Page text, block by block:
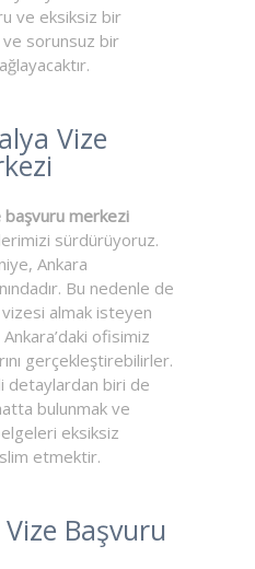
ve eksiksiz bir
ve sorunsuz bir
Vize
merkezi
sürdürüyoruz.
Ankara
Bu nedenle de
almak isteyen
ofisimiz
gerçekleştirebilirler.
detaylardan biri de
bulunmak ve
eksiksiz
etmektir.
Başvuru